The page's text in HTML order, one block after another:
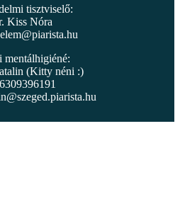
tisztviselő:
Kiss Nóra
mentálhigiéné:
(Kitty néni :)